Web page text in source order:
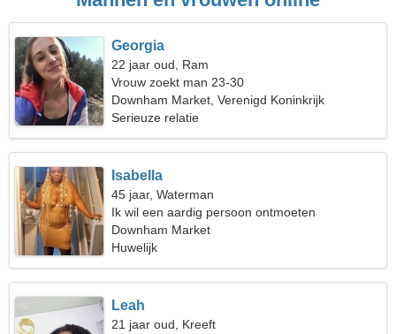
Georgia
22 jaar oud, Ram
Vrouw zoekt man 23-30
Downham Market, Verenigd Koninkrijk
Serieuze relatie
Isabella
45 jaar, Waterman
Ik wil een aardig persoon ontmoeten
Downham Market
Huwelijk
Leah
21 jaar oud, Kreeft